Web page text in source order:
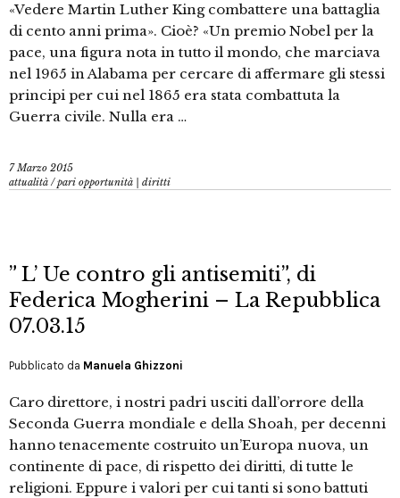
«Vedere Martin Luther King combattere una battaglia
di cento anni prima». Cioè? «Un premio Nobel per la
pace, una figura nota in tutto il mondo, che marciava
nel 1965 in Alabama per cercare di affermare gli stessi
principi per cui nel 1865 era stata combattuta la
Guerra civile. Nulla era …
7 Marzo 2015
attualità /pari opportunità | diritti
” L’ Ue contro gli antisemiti”, di
Federica Mogherini – La Repubblica
07.03.15
Pubblicato da Manuela Ghizzoni
Caro direttore, i nostri padri usciti dall’orrore della
Seconda Guerra mondiale e della Shoah, per decenni
hanno tenacemente costruito un’Europa nuova, un
continente di pace, di rispetto dei diritti, di tutte le
religioni. Eppure i valori per cui tanti si sono battuti